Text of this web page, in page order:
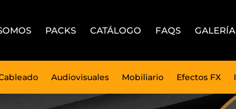
PACKS CATÁLOGO FAQS GALERÍA
Audiovisuales Mobiliario Efectos FX